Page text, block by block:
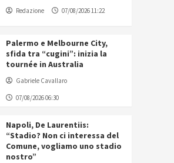
Redazione 07/08/2026 11:22
Palermo e Melbourne City,
sfida tra “cugini”: inizia la
tournée in Australia
Gabriele Cavallaro
07/08/2026 06:30
Napoli, De Laurentiis:
“Stadio? Non ci interessa del
Comune, vogliamo uno stadio
nostro”